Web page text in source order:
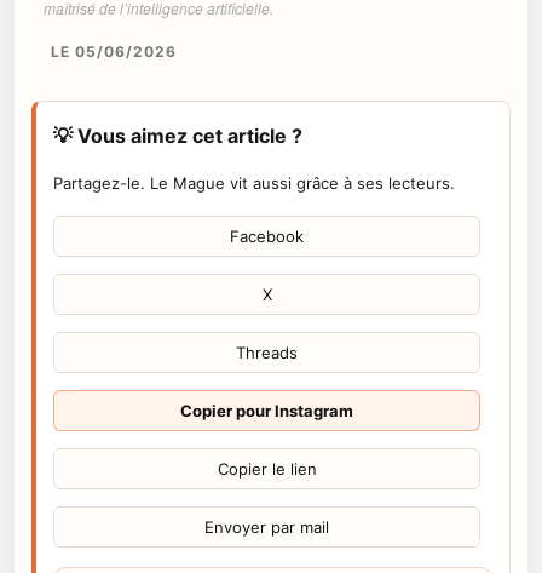
maîtrisé de l’intelligence artificielle.
LE 05/06/2026
💡 Vous aimez cet article ?
Partagez-le. Le Mague vit aussi grâce à ses lecteurs.
Facebook
X
Threads
Copier pour Instagram
Copier le lien
Envoyer par mail